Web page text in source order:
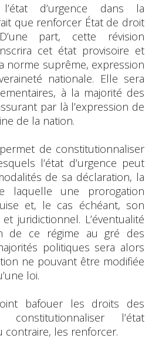
l’état d’urgence dans la
que renforcer État de droit
part, cette révision
cet état provisoire et
norme suprême, expression
nationale. Elle sera
à la majorité des
par là l’expression de
de la nation.
de constitutionnaliser
l’état d’urgence peut
de sa déclaration, la
laquelle une prorogation
et, le cas échéant, son
juridictionnel. L’éventualité
de ce régime au gré des
politiques sera alors
ne pouvant être modifiée
loi.
bafouer les droits des
l’état
contraire, les renforcer.